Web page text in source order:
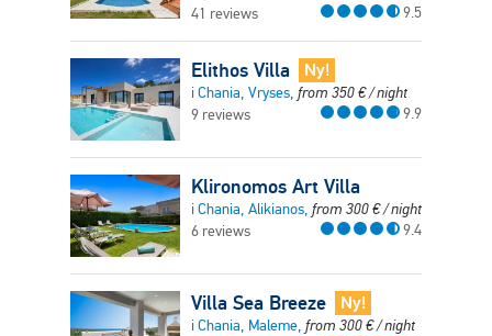
41 reviews
9.5
Elithos Villa Ny!
i Chania, Vryses, from 350€/ night
9 reviews
9.9
Klironomos Art Villa
i Chania, Alikianos, from 300€/ night
6 reviews
9.4
Villa Sea Breeze Ny!
i Chania, Maleme, from 300€/ night